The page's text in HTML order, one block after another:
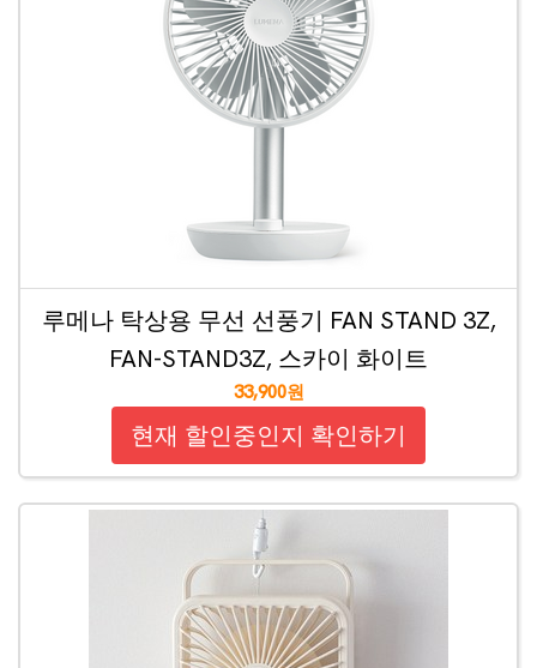
루메나 탁상용 무선 선풍기 FAN STAND 3Z,
FAN-STAND3Z, 스카이 화이트
33,900원
현재 할인중인지 확인하기